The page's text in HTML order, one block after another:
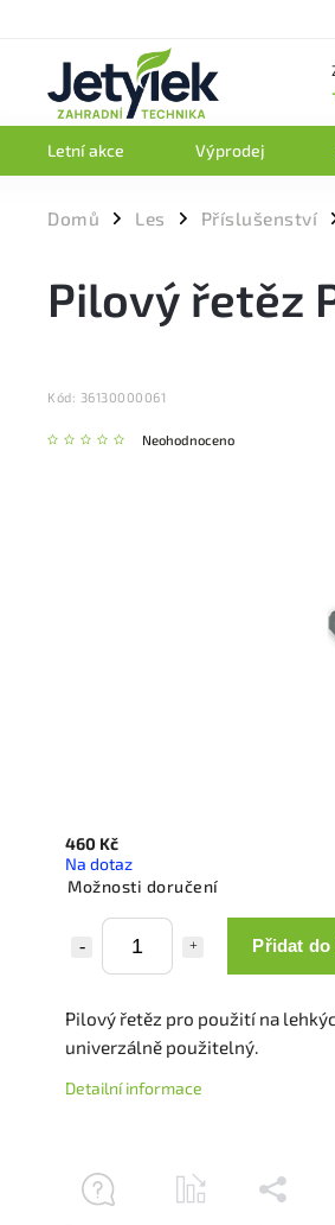
Letní akce Výprodej
Domů / Les / Příslušenství /
Pilový řetěz
Kód: 36130000061
Neohodnoceno
460 Kč
Na dotaz
Možnosti doručení
Přidat do
Pilový řetěz pro použití na
univerzálně použitelný.
Detailní informace